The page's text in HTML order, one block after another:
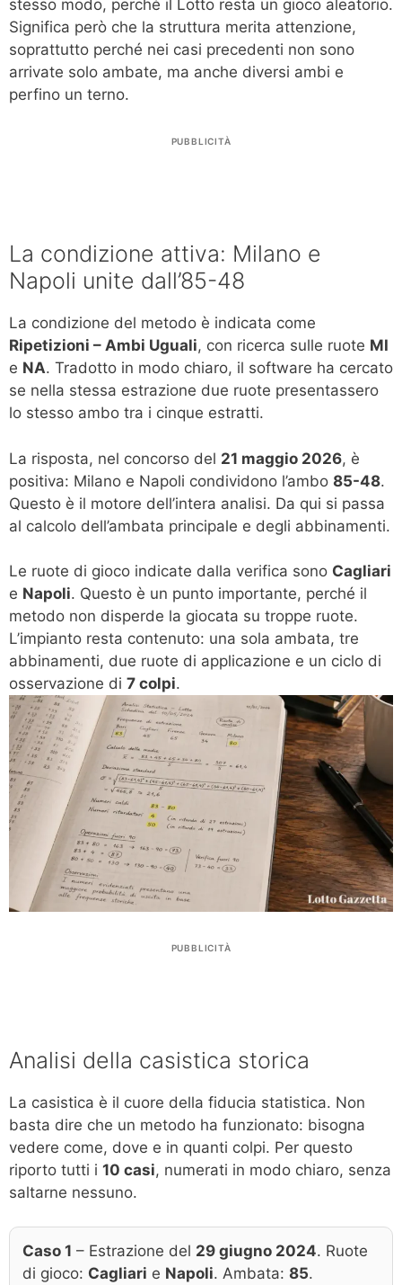
stesso modo, perché il Lotto resta un gioco aleatorio.
Significa però che la struttura merita attenzione,
soprattutto perché nei casi precedenti non sono
arrivate solo ambate, ma anche diversi ambi e
perfino un terno.
PUBBLICITÀ
La condizione attiva: Milano e
Napoli unite dall’85-48
La condizione del metodo è indicata come
Ripetizioni – Ambi Uguali, con ricerca sulle ruote MI
e NA. Tradotto in modo chiaro, il software ha cercato
se nella stessa estrazione due ruote presentassero
lo stesso ambo tra i cinque estratti.
La risposta, nel concorso del 21 maggio 2026, è
positiva: Milano e Napoli condividono l’ambo 85-48.
Questo è il motore dell’intera analisi. Da qui si passa
al calcolo dell’ambata principale e degli abbinamenti.
Le ruote di gioco indicate dalla verifica sono Cagliari
e Napoli. Questo è un punto importante, perché il
metodo non disperde la giocata su troppe ruote.
L’impianto resta contenuto: una sola ambata, tre
abbinamenti, due ruote di applicazione e un ciclo di
osservazione di 7 colpi.
PUBBLICITÀ
Analisi della casistica storica
La casistica è il cuore della fiducia statistica. Non
basta dire che un metodo ha funzionato: bisogna
vedere come, dove e in quanti colpi. Per questo
riporto tutti i 10 casi, numerati in modo chiaro, senza
saltarne nessuno.
Caso 1 – Estrazione del 29 giugno 2024. Ruote
di gioco: Cagliari e Napoli. Ambata: 85.